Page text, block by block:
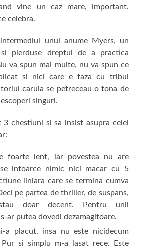
vine un caz mare, important.
celebra.
unui anume Myers, un
pierduse dreptul de a practica
va spun mai multe, nu va spun ce
si nici care e faza cu tribul
caruia se petreceau o tona de
singuri.
3 chestiuni si sa insist asupra celei
foarte lent, iar povestea nu are
intoarce nimic nici macar cu 5
liniara care se termina cumva
pe partea de thriller, de suspans,
doar decent. Pentru unii
ar putea dovedi dezamagitoare.
a placut, insa nu este nicidecum
Pur si simplu m-a lasat rece. Este